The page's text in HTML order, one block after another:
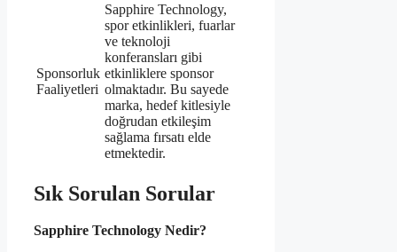
Sponsorluk
Faaliyetleri
Sapphire Technology,
spor etkinlikleri, fuarlar
ve teknoloji
konferansları gibi
etkinliklere sponsor
olmaktadır. Bu sayede
marka, hedef kitlesiyle
doğrudan etkileşim
sağlama fırsatı elde
etmektedir.
Sık Sorulan Sorular
Sapphire Technology Nedir?